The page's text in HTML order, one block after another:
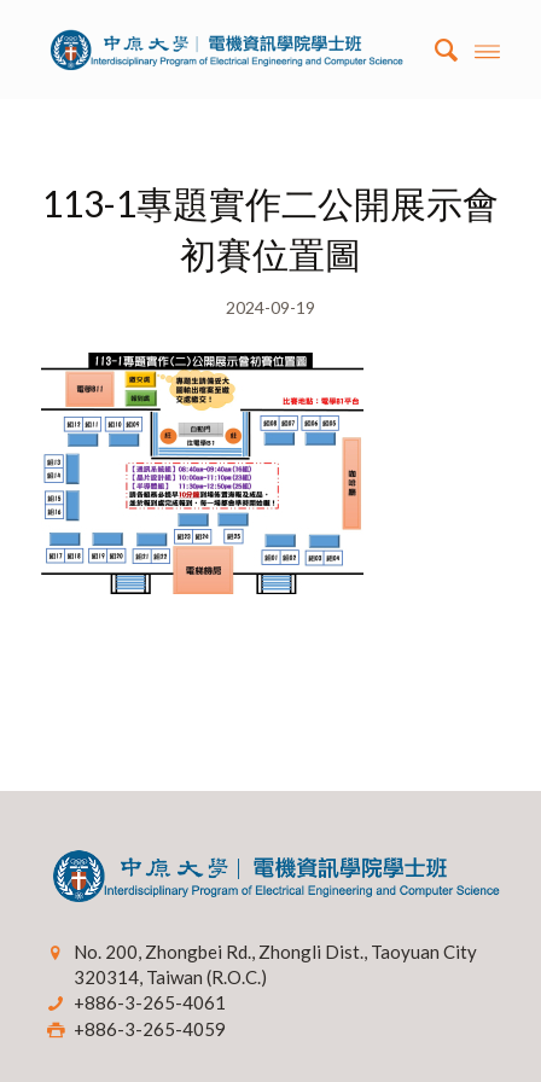
113-1專題實作二公開展示會
初賽位置圖
2024-09-19
No. 200, Zhongbei Rd., Zhongli Dist., Taoyuan City
320314, Taiwan (R.O.C.)
+886-3-265-4061
+886-3-265-4059